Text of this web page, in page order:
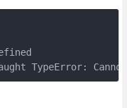
TypeError: